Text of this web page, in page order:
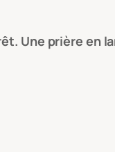
Une prière en